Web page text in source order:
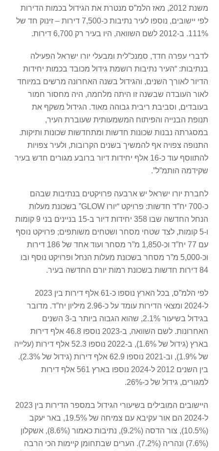
משנת 2012, מאז הלמ”ס מנטרת את הגידול בכמות הדירות
לפי יישובים, נוספו לעיר נתיבות כ-7,500 דירות – זינוק חד של
111%. ב-2012 לשם השוואה, היו בעיר רק 6,700 דירות.
לדברי עפרה חדד, סמנכ”לית ומבעלי יורו ישראל הפעילה
בנתיבות: “העיר נתיבות רושמת גידול מכובד בכמות יחידות
הדיור לאורך השנים, והגידול בשנה האחרונה מרשים במיוחד
לאור העובדה שבשנה זו היתה מלחמה, היה מחסור חמור
בעובדים, וסביבת ריבית גבוהה מאוד. הגידול משקף את
תנופת הבנייה והפיתוח המשמעותית שעוברת העיר,
במסגרתה נבנות שכונות חדשות ומתחדשות שכונות ותיקות.
התנופה צפויה אף להמשיך בשנים הקרובות, ולעיר צפויות
להתווסף עוד כ-16 אלף יחידות דיור ברובע מגורים חדש בעיר
שקידמה הותמ”ל”.
לחברת יורו ישראל יש ארבעה פרויקטים בנתיבות שבהם
כ-700 יח”ד חדשות: פרויקט “יורו GLOW” בשכונת מעלות
הנחל החדשה שבו 358 יחידות דיור ב-15 בניינים בני 9 קומות
ו-5 קומות, לצד שטחי מסחר ושטחים משותפים; פרויקט נוסף
עם 77 יח”ד וכ-1,850 מ”ר מסחר ועוד אחד של 186 דירות
וכ-5,000 מ”ר מסחר בשכונת מעלות הנחל ופרויקט נוסף ובו
84 דירות חדשות בשכונת רמות יורם החדשה בעיר.
לפי הלמ”ס, בכל הארץ נוספו כ-61 אלף דירות בין 2023
ל-2024 ומצאי הדירות עומד על כ-2.96 מיליון יח”ד. מדובר
בגידול בשיעור 2.1%, שהוא הגבוה ביותר ב-3 השנים
האחרונות. לשם השוואה, ב-2023 נוספו 46.8 אלף דירות
בארץ (גידול של 1.6%), ב-2022 נוספו 52.3 אלף דירות (עלייה
של 1.9%), וב-2021 נוספו 62.9 אלף דירות (גידול של 2.3%).
בין השנים 2012 ל-2024 נוספו בארץ 561 אלף דירות
למגורים, גידול של כ-26%.
היישובים המובילים בשיעורי הגידול במספר הדירות בין 2023
ל-2024 הם אור עקיבא עם צמיחה של 19.5%, באר יעקב
(10.5%), צור הדסה (9.2%), נתיבות כאמור (8.6%), אשקלון
(7.6%) ונהריה (7.2%). הערים שבתחומן קיימות הכי הרבה